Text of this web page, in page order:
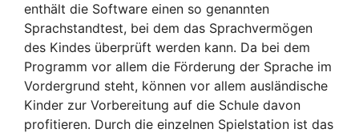
enthält die Software einen so genannten
Sprachstandtest, bei dem das Sprachvermögen
des Kindes überprüft werden kann. Da bei dem
Programm vor allem die Förderung der Sprache im
Vordergrund steht, können vor allem ausländische
Kinder zur Vorbereitung auf die Schule davon
profitieren. Durch die einzelnen Spielstation ist das